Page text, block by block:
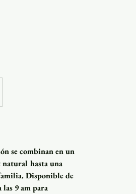
se combinan en un
hasta una
Disponible de
9 am para